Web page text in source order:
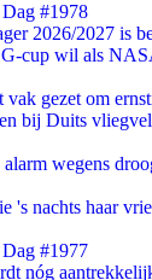
#1978
2026/2027 is
cup wil als
vak gezet om
bij Duits
wegens
's nachts haar
#1977
nóg